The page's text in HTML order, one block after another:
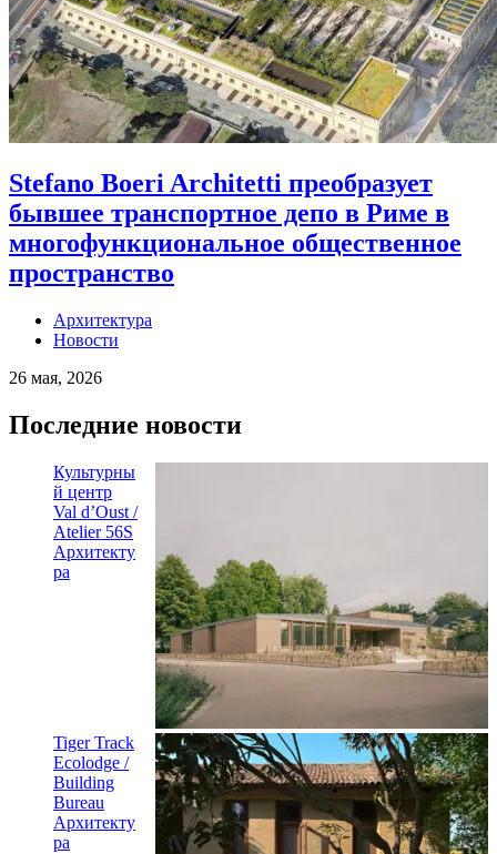
Stefano Boeri Architetti преобразует
бывшее транспортное депо в Риме в
многофункциональное общественное
пространство
Архитектура
Новости
26 мая, 2026
Последние новости
Культурны
й центр
Val d’Oust /
Atelier 56S
Архитекту
ра
Tiger Track
Ecolodge /
Building
Bureau
Архитекту
ра